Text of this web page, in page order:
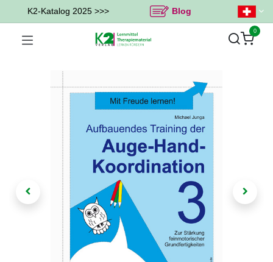
K2-Katalog 2025 >>> Blog
0